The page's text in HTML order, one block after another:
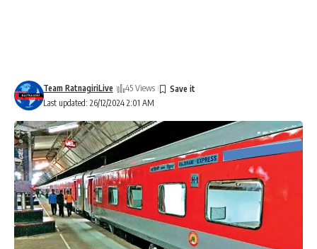
Last updated: 26/12/2024 2:01 AM
Team RatnagiriLive 45 Views